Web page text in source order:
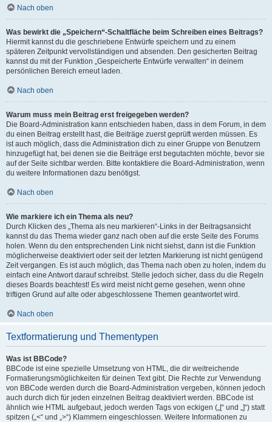
Nach oben
Was bewirkt die „Speichern“-Schaltfläche beim Schreiben eines Beitrags?
Hiermit kannst du die geschriebene Entwürfe speichern und zu einem
späteren Zeitpunkt vervollständigen und absenden. Den gesicherten Beitrag
kannst du mit der Funktion „Gespeicherte Entwürfe verwalten“ in deinem
persönlichen Bereich erneut laden.
Nach oben
Warum muss mein Beitrag erst freigegeben werden?
Die Board-Administration kann entschieden haben, dass in dem Forum, in dem
du einen Beitrag erstellt hast, die Beiträge zuerst geprüft werden müssen. Es
ist auch möglich, dass die Administration dich zu einer Gruppe von Benutzern
hinzugefügt hat, bei denen sie die Beiträge erst begutachten möchte, bevor sie
auf der Seite sichtbar werden. Bitte kontaktiere die Board-Administration, wenn
du weitere Informationen dazu benötigst.
Nach oben
Wie markiere ich ein Thema als neu?
Durch Klicken des „Thema als neu markieren“-Links in der Beitragsansicht
kannst du das Thema wieder ganz nach oben auf die erste Seite des Forums
holen. Wenn du den entsprechenden Link nicht siehst, dann ist die Funktion
möglicherweise deaktiviert oder seit der letzten Markierung ist nicht genügend
Zeit vergangen. Es ist auch möglich, das Thema nach oben zu holen, indem du
einfach eine Antwort darauf schreibst. Stelle jedoch sicher, dass du die Regeln
dieses Boards beachtest! Es wird meist nicht gerne gesehen, wenn ohne
triftigen Grund auf alte oder abgeschlossene Themen geantwortet wird.
Nach oben
Textformatierung und Thementypen
Was ist BBCode?
BBCode ist eine spezielle Umsetzung von HTML, die dir weitreichende
Formatierungsmöglichkeiten für deinen Text gibt. Die Rechte zur Verwendung
von BBCode werden durch die Board-Administration vergeben, können jedoch
auch durch dich für jeden einzelnen Beitrag deaktiviert werden. BBCode ist
ähnlich wie HTML aufgebaut, jedoch werden Tags von eckigen („[“ und „]“) statt
spitzen („<“ und „>“) Klammern eingeschlossen. Weitere Informationen zu